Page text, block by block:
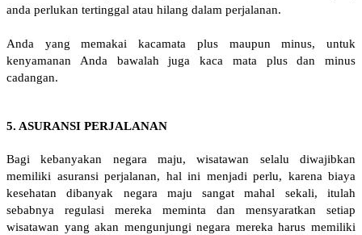
anda perlukan tertinggal atau hilang dalam perjalanan.
Anda yang memakai kacamata plus maupun minus, untuk
kenyamanan Anda bawalah juga kaca mata plus dan minus
cadangan.
5. ASURANSI PERJALANAN
Bagi kebanyakan negara maju, wisatawan selalu diwajibkan
memiliki asuransi perjalanan, hal ini menjadi perlu, karena biaya
kesehatan dibanyak negara maju sangat mahal sekali, itulah
sebabnya regulasi mereka meminta dan mensyaratkan setiap
wisatawan yang akan mengunjungi negara mereka harus memiliki